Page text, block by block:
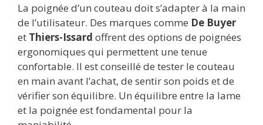
La poignée d’un couteau doit s’adapter à la main
de l’utilisateur. Des marques comme De Buyer
et Thiers-Issard offrent des options de poignées
ergonomiques qui permettent une tenue
confortable. Il est conseillé de tester le couteau
en main avant l’achat, de sentir son poids et de
vérifier son équilibre. Un équilibre entre la lame
et la poignée est fondamental pour la